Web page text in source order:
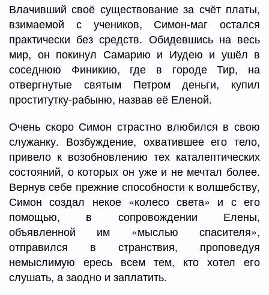
Влачивший своё существование за счёт платы,
взимаемой с учеников, Симон-маг остался
практически без средств. Обидевшись на весь
мир, он покинул Самарию и Иудею и ушёл в
соседнюю Финикию, где в городе Тир, на
отвергнутые святым Петром деньги, купил
проститутку-рабыню, назвав её Еленой.
Очень скоро Симон страстно влюбился в свою
служанку. Возбуждение, охватившее его тело,
привело к возобновлению тех каталептических
состояний, о которых он уже и не мечтал более.
Вернув себе прежние способности к волшебству,
Симон создал некое «колесо света» и с его
помощью, в сопровождении Елены,
объявленной им «мыслью спасителя»,
отправился в странствия, проповедуя
немыслимую ересь всем тем, кто хотел его
слушать, а заодно и заплатить.